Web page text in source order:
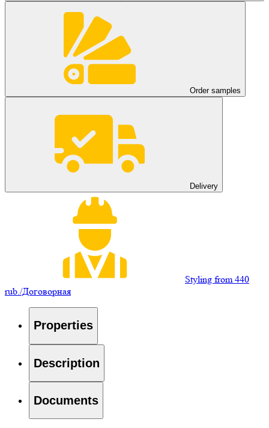
Order samples
Delivery
Styling from 440
rub./Договорная
Properties
Description
Documents